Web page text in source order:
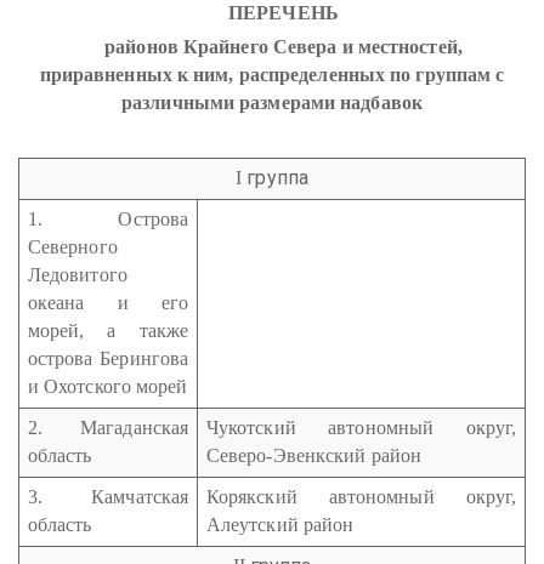
ПЕРЕЧЕНЬ
районов Крайнего Севера и местностей,
приравненных к ним, распределенных по группам с
различными размерами надбавок
I группа
1. Острова
Северного
Ледовитого
океана и его
морей, а также
острова Берингова
и Охотского морей
2. Магаданская
область
Чукотский автономный округ,
Северо-Эвенкский район
3. Камчатская
область
Корякский автономный округ,
Алеутский район